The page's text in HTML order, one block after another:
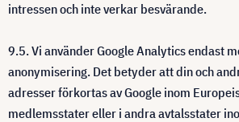
intressen och inte verkar besvärande.
9.5. Vi använder Google Analytics endast
anonymisering. Det betyder att din och
adresser förkortas av Google inom
medlemsstater eller i andra avtalsstater